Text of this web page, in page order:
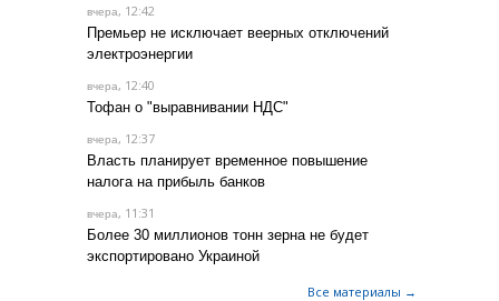
вчера, 12:42
Премьер не исключает веерных отключений
электроэнергии
вчера, 12:40
Тофан о "выравнивании НДС"
вчера, 12:37
Власть планирует временное повышение
налога на прибыль банков
вчера, 11:31
Более 30 миллионов тонн зерна не будет
экспортировано Украиной
Все материалы →